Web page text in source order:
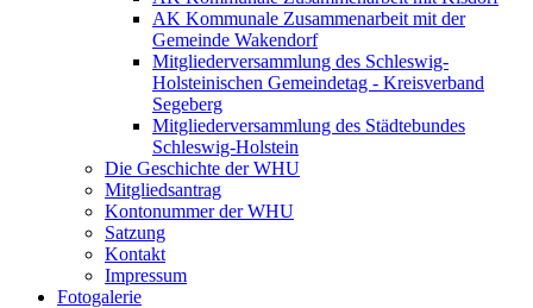
AK Kommunale Zusammenarbeit mit der
Gemeinde Wakendorf
Mitgliederversammlung des Schleswig-
Holsteinischen Gemeindetag - Kreisverband
Segeberg
Mitgliederversammlung des Städtebundes
Schleswig-Holstein
Die Geschichte der WHU
Mitgliedsantrag
Kontonummer der WHU
Satzung
Kontakt
Impressum
Fotogalerie